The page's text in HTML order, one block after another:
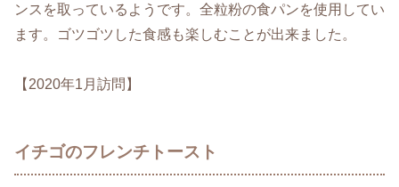
ンスを取っているようです。全粒粉の食パンを使用してい
ます。ゴツゴツした食感も楽しむことが出来ました。
【2020年1月訪問】
イチゴのフレンチトースト